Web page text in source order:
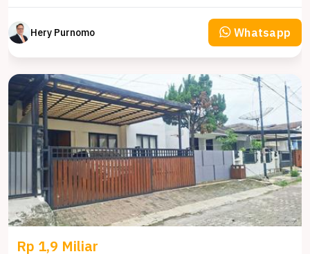
Hery Purnomo Whatsapp
Rp 1,9 Miliar